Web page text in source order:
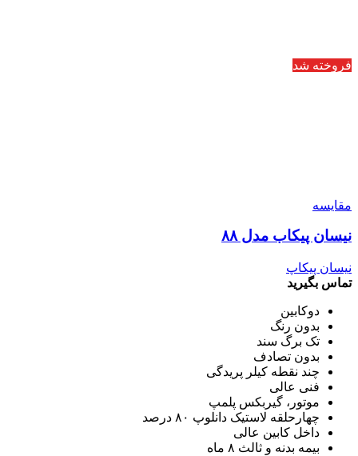
فروخته شد
مقایسه
نیسان پیکاب مدل ۸۸
نیسان پیکاپ
تماس بگیرید
دوکابین
بدون رنگ
تک برگ سند
بدون تصادف
چند نقطه کیلر پریدگی
فنی عالی
موتور، گیربکس پلمپ
چهارحلقه لاستیک دانلوپ ۸۰ درصد
داخل کابین عالی
بیمه بدنه و ثالث ۸ ماه